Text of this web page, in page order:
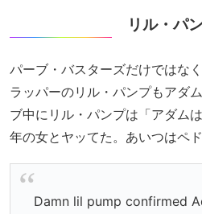
リル・パ
パーブ・バスターズだけではな
ラッパーのリル・パンプもアダ
ブ中にリル・パンプは「アダム
年の女とヤッてた。あいつはペ
Damn lil pump confirmed